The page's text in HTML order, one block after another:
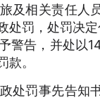
及相关责任人
处罚，处罚决
警告，并处以
。
处罚事先告知